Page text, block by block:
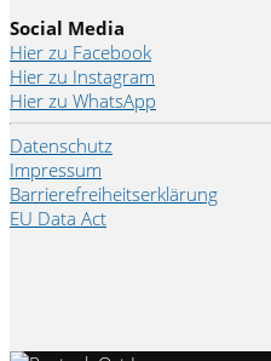
Social Media
Hier zu Facebook
Hier zu Instagram
Hier zu WhatsApp
Datenschutz
Impressum
Barrierefreiheitserklärung
EU Data Act